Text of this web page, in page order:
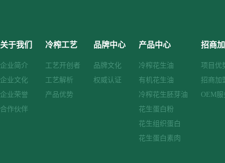
关于我们
企业简介
企业文化
企业荣誉
合作伙伴
冷榨工艺
工艺开创者
工艺解析
产品优势
品牌中心
品牌文化
权威认证
产品中心
冷榨花生油
有机花生油
冷榨花生胚芽油
花生蛋白粉
花生组织蛋白
花生蛋白素肉
招商
项目优
招商加
OEM服